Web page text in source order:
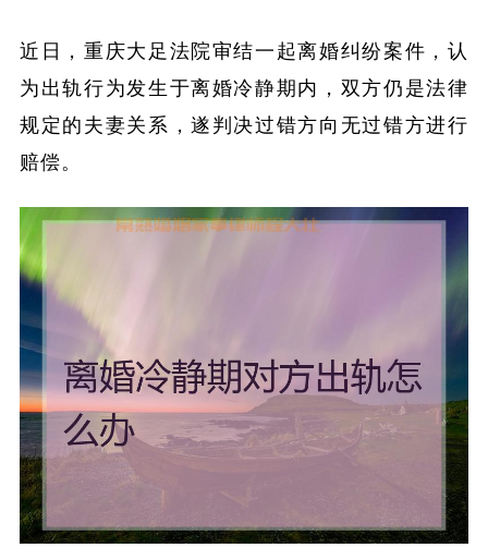
近日，重庆大足法院审结一起离婚纠纷案件，认
为出轨行为发生于离婚冷静期内，双方仍是法律
规定的夫妻关系，遂判决过错方向无过错方进行
赔偿。